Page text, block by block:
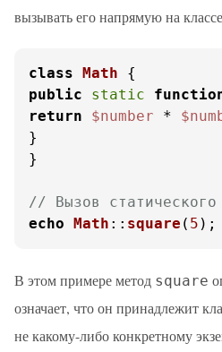
вызывать его напрямую на
class Math
public
static
return
$number *
}
}
// Вызов
echo Math :: square ( 5 );
В этом примере метод square
означает, что он принадлежит
не какому-либо конкретному